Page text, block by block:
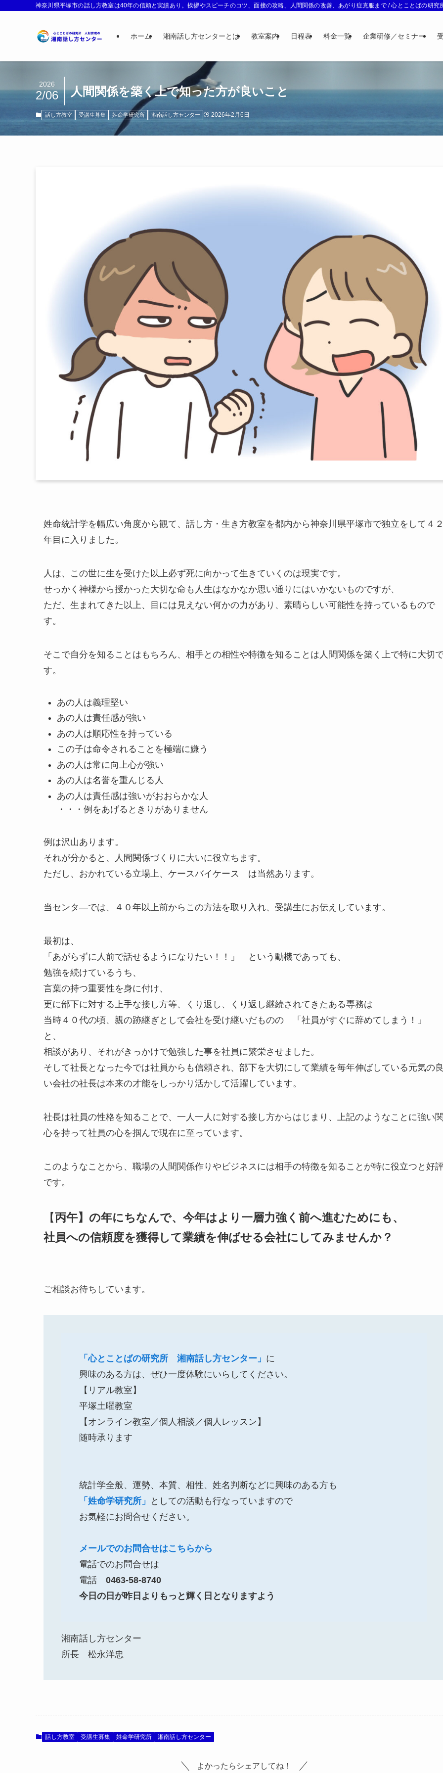
神奈川県平塚市の話し方教室は40年の信頼と実績あり。挨拶やスピーチのコツ、面接の攻略、人間関係の改善、あがり症克服まで / 心とことばの研究
ホーム 湘南話し方センターとは 教室案内 日程表 料金一覧 企業研修／セミナー
人間関係を築く上で知った方が良いこと
2026
2/06
話し方教室 受講生募集 姓命学研究所 湘南話し方センター 2026年2月6日
姓命統計学を幅広い角度から観て、話し方・生き方教室を都内から神奈川県平塚市で独立をして４
年目に入りました。
人は、この世に生を受けた以上必ず死に向かって生きていくのは現実です。
せっかく神様から授かった大切な命も人生はなかなか思い通りにはいかないものですが、
ただ、生まれてきた以上、目には見えない何かの力があり、素晴らしい可能性を持っているもので
す。
そこで自分を知ることはもちろん、相手との相性や特徴を知ることは人間関係を築く上で特に大切
す。
あの人は義理堅い
あの人は責任感が強い
あの人は順応性を持っている
この子は命令されることを極端に嫌う
あの人は常に向上心が強い
あの人は名誉を重んじる人
あの人は責任感は強いがおおらかな人
・・・例をあげるときりがありません
例は沢山あります。
それが分かると、人間関係づくりに大いに役立ちます。
ただし、おかれている立場上、ケースバイケース は当然あります。
当センタ―では、４０年以上前からこの方法を取り入れ、受講生にお伝えしています。
最初は、
「あがらずに人前で話せるようになりたい！！」 という動機であっても、
勉強を続けているうち、
言葉の持つ重要性を身に付け、
更に部下に対する上手な接し方等、くり返し、くり返し継続されてきたある専務は
当時４０代の頃、親の跡継ぎとして会社を受け継いだものの 「社員がすぐに辞めてしまう！」
と、
相談があり、それがきっかけで勉強した事を社員に繁栄させました。
そして社長となった今では社員からも信頼され、部下を大切にして業績を毎年伸ばしている元気の
い会社の社長は本来の才能をしっかり活かして活躍しています。
社長は社員の性格を知ることで、一人一人に対する接し方からはじまり、上記のようなことに強い
心を持って社員の心を掴んで現在に至っています。
このようなことから、職場の人間関係作りやビジネスには相手の特徴を知ることが特に役立つと好
です。
【丙午】の年にちなんで、今年はより一層力強く前へ進むためにも、
社員への信頼度を獲得して業績を伸ばせる会社にしてみませんか？
ご相談お待ちしています。
「心とことばの研究所 湘南話し方センター」 に
興味のある方は、ぜひ一度体験にいらしてください。
【リアル教室】
平塚土曜教室
【オンライン教室／個人相談／個人レッスン】
随時承ります
統計学全般、運勢、本質、相性、姓名判断などに興味のある方も
「姓命学研究所」
としての活動も行なっていますので
お気軽にお問合せください。
メールでのお問合せはこちらから
電話でのお問合せは
電話 0463-58-8740
今日の日が昨日よりもっと輝く日となりますよう
湘南話し方センター
所長 松永洋忠
話し方教室 受講生募集 姓命学研究所 湘南話し方センター
よかったらシェアしてね！